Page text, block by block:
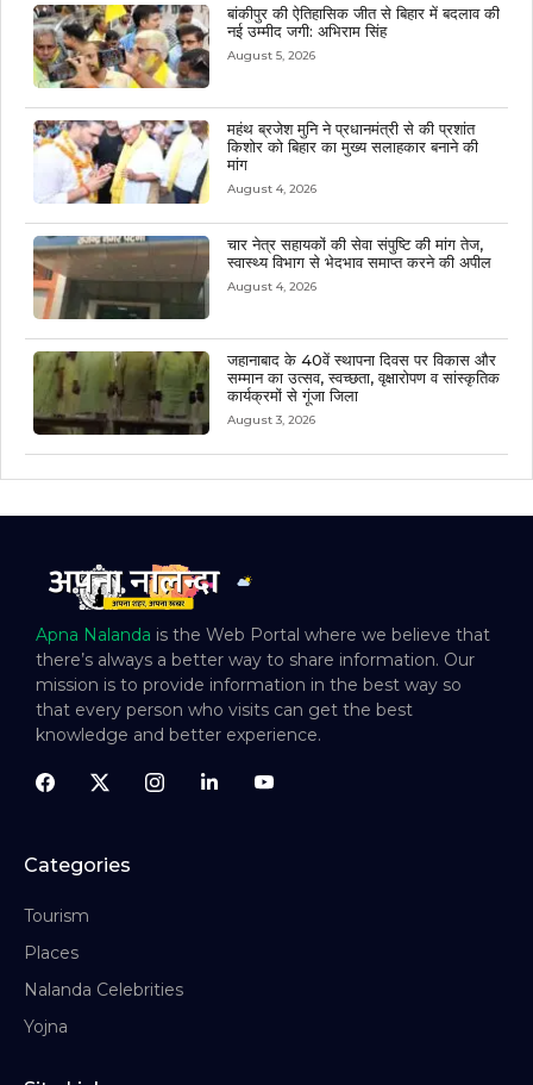
बांकीपुर की ऐतिहासिक जीत से बिहार में बदलाव की
नई उम्मीद जगी: अभिराम सिंह
August 5, 2026
महंथ ब्रजेश मुनि ने प्रधानमंत्री से की प्रशांत
किशोर को बिहार का मुख्य सलाहकार बनाने की
मांग
August 4, 2026
चार नेत्र सहायकों की सेवा संपुष्टि की मांग तेज,
स्वास्थ्य विभाग से भेदभाव समाप्त करने की अपील
August 4, 2026
जहानाबाद के 40वें स्थापना दिवस पर विकास और
सम्मान का उत्सव, स्वच्छता, वृक्षारोपण व सांस्कृतिक
कार्यक्रमों से गूंजा जिला
August 3, 2026
Apna Nalanda is the Web Portal where we believe that
there’s always a better way to share information. Our
mission is to provide information in the best way so
that every person who visits can get the best
knowledge and better experience.
Categories
Tourism
Places
Nalanda Celebrities
Yojna